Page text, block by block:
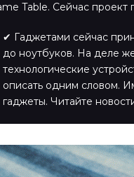
Table. Сейчас проект
✔ Гаджетами сейчас
до ноутбуков. На деле
технологические
описать одним словом.
гаджеты. Читайте